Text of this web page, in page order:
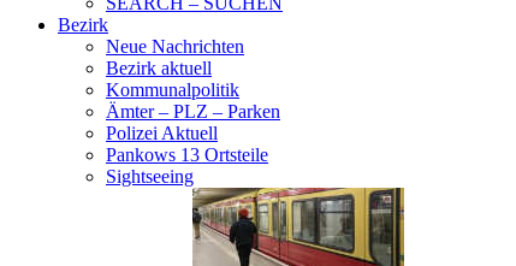
Bezirk
Neue Nachrichten
Bezirk aktuell
Kommunalpolitik
Ämter – PLZ – Parken
Polizei Aktuell
Pankows 13 Ortsteile
Sightseeing